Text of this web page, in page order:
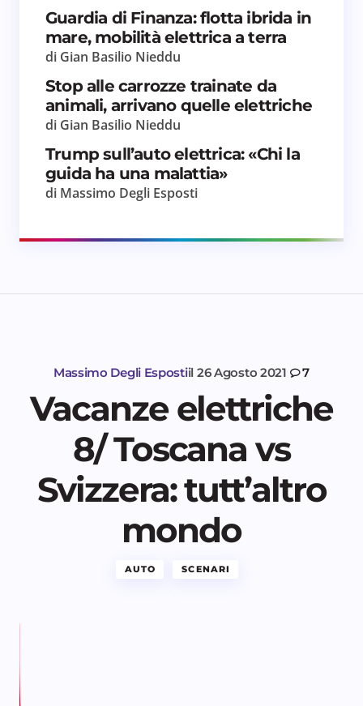
Guardia di Finanza: flotta ibrida in
mare, mobilità elettrica a terra
di Gian Basilio Nieddu
Stop alle carrozze trainate da
animali, arrivano quelle elettriche
di Gian Basilio Nieddu
Trump sull’auto elettrica: «Chi la
guida ha una malattia»
di Massimo Degli Esposti
Massimo Degli Espostiil 26 Agosto 2021 7
Vacanze elettriche
8/ Toscana vs
Svizzera: tutt’altro
mondo
AUTO SCENARI